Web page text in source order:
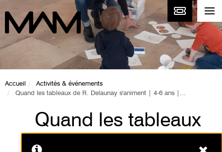
Accueil
Activités & événements
Quand les tableaux de R. Delaunay s'animent | 4-6 ans |...
Quand les tableaux
de R. Delaunay